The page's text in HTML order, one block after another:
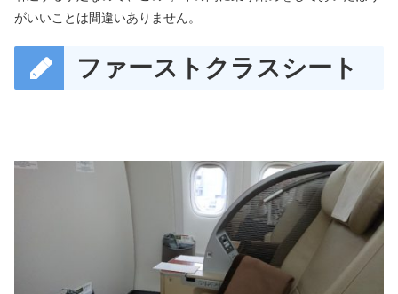
がいいことは間違いありません。
ファーストクラスシート